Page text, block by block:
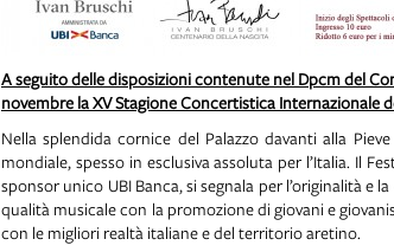
A seguito delle disposizioni contenute nel Dpcm del
novembre la XV Stagione Concertistica Internazionale
Nella splendida cornice del Palazzo davanti alla
mondiale, spesso in esclusiva assoluta per l’Italia. Il
sponsor unico UBI Banca, si segnala per l’originalità
qualità musicale con la promozione di giovani e
con le migliori realtà italiane e del territorio aretino.